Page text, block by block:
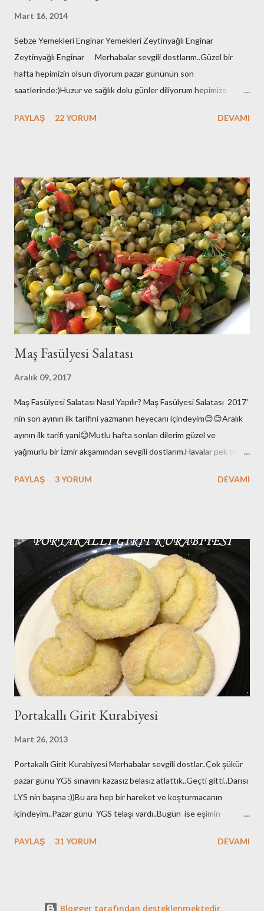
Mart 16, 2014
Sebze Yemekleri Enginar Yemekleri Zeytinyağlı Enginar
Zeytinyağlı Enginar Merhabalar sevgili dostlarım..Güzel bir
hafta hepimizin olsun diyorum pazar gününün son
saatlerinde:)Huzur ve sağlık dolu günler diliyorum hepimize
gibi..Git gide kutuplaşıyoruz..Bu bir sınav..Sonucunda kazananın
belasız atlatalım şu seçim sürecini..Olur mu:) Eveet
huzurunuza her daim bayılarak yediğim zeytinyağlı enginar
tarifimle geldim:)Benim enginarlarım geçen sene dondurucuya
attığım enginarlar..Ama tazeleri çıktı ben stoklarımı eritmek için
elimdekileri kullandım..Siz tazeleriyle yapın derim:)Hadi o zaman
tarifimize geçelim biz.. Malzemeler: 8 tane enginar ç...
PAYLAŞ 22 YORUM DEVAMI
Maş Fasülyesi Salatası
Aralık 09, 2017
Maş Fasülyesi Salatası Nasıl Yapılır? Maş Fasülyesi Salatası 2017'
nin son ayının ilk tarifini yazmanın heyecanı içindeyim😊😊Aralık
ayının ilk tarifi yani😊Mutlu hafta sonları dilerim güzel ve
yağmurlu bir İzmir akşamından sevgili dostlarım.Havalar pek bir
değil.Ara da bir soğuyor kışın varlığını hissettiriyor sonra
onların doğasında bu var çünkü!! Ben burada yeni yazımı
hazırlarken eşim de Galatasaray-Akhisarspor maçını izliyor diğer
tarafta. Fenerbahçe taraftarı olduğunu da belirteyim bu arada😊
Yan gözle baktım An itibariyle 1-0 yeniliyor Galatasaray 😊Yazımı
tamamladığımda maç sonucunu iletirim merak etmeyin😉😉Milli
maçlar dışında ki maçlar çok ilgimi çekmiyor anladığınız üzere.. ...
PAYLAŞ 3 YORUM DEVAMI
Portakallı Girit Kurabiyesi
Mart 26, 2013
Portakallı Girit Kurabiyesi Merhabalar sevgili dostlar..Çok şükür
pazar günü YGS sınavını kazasız belasız atlattık..Geçti gitti..Darısı
LYS nin başına :))Bu ara hep bir hareket ve koşturmacanın
içindeyim..Pazar günü YGS telaşı vardı..Bugün ise eşimin
yaptırdık..Perşembe günü de safra kesesi ameliyatı
PAYLAŞ 31 YORUM DEVAMI
Blogger tarafından desteklenmektedir